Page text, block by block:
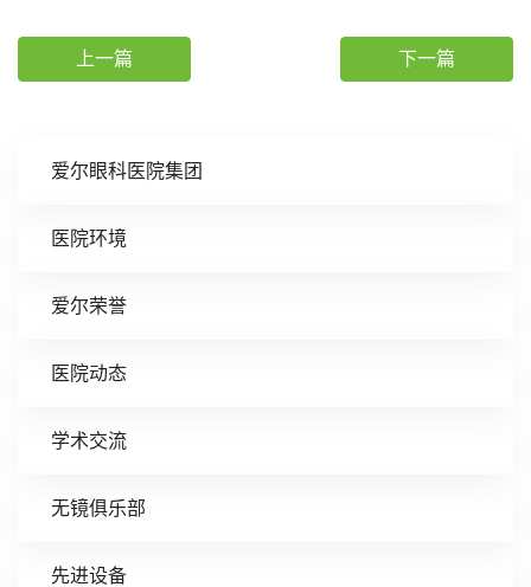
爱尔眼科医院集团
医院环境
爱尔荣誉
医院动态
学术交流
无镜俱乐部
先进设备
上一篇 下一篇